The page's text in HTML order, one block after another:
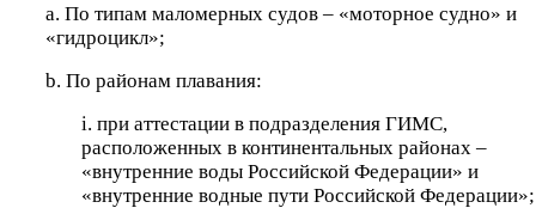
a. По типам маломерных судов – «моторное судно» и
«гидроцикл»;
b. По районам плавания:
i. при аттестации в подразделения ГИМС,
расположенных в континентальных районах –
«внутренние воды Российской Федерации» и
«внутренние водные пути Российской Федерации»;